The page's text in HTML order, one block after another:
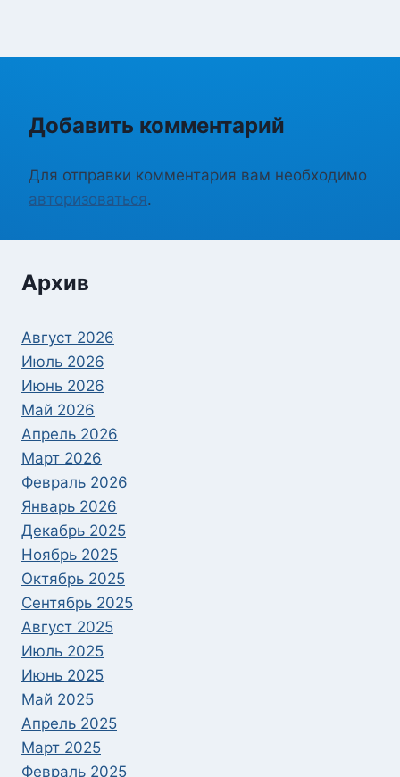
Добавить комментарий
Для отправки комментария вам необходимо
авторизоваться.
Архив
Август 2026
Июль 2026
Июнь 2026
Май 2026
Апрель 2026
Март 2026
Февраль 2026
Январь 2026
Декабрь 2025
Ноябрь 2025
Октябрь 2025
Сентябрь 2025
Август 2025
Июль 2025
Июнь 2025
Май 2025
Апрель 2025
Март 2025
Февраль 2025